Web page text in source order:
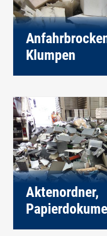
Klumpen
Aktenordner,